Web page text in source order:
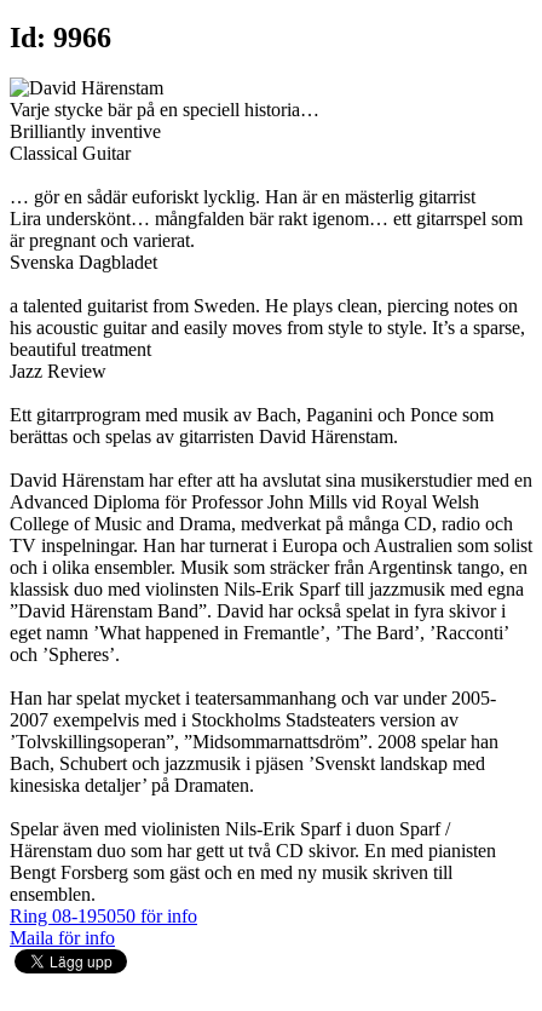
Id: 9966
Varje stycke bär på en speciell historia…
Brilliantly inventive
Classical Guitar
… gör en sådär euforiskt lycklig. Han är en mästerlig gitarrist
Lira underskönt… mångfalden bär rakt igenom… ett gitarrspel som
är pregnant och varierat.
Svenska Dagbladet
a talented guitarist from Sweden. He plays clean, piercing notes on
his acoustic guitar and easily moves from style to style. It’s a sparse,
beautiful treatment
Jazz Review
Ett gitarrprogram med musik av Bach, Paganini och Ponce som
berättas och spelas av gitarristen David Härenstam.
David Härenstam har efter att ha avslutat sina musikerstudier med en
Advanced Diploma för Professor John Mills vid Royal Welsh
College of Music and Drama, medverkat på många CD, radio och
TV inspelningar. Han har turnerat i Europa och Australien som solist
och i olika ensembler. Musik som sträcker från Argentinsk tango, en
klassisk duo med violinsten Nils-Erik Sparf till jazzmusik med egna
”David Härenstam Band”. David har också spelat in fyra skivor i
eget namn ’What happened in Fremantle’, ’The Bard’, ’Racconti’
och ’Spheres’.
Han har spelat mycket i teatersammanhang och var under 2005-
2007 exempelvis med i Stockholms Stadsteaters version av
’Tolvskillingsoperan”, ”Midsommarnattsdröm”. 2008 spelar han
Bach, Schubert och jazzmusik i pjäsen ’Svenskt landskap med
kinesiska detaljer’ på Dramaten.
Spelar även med violinisten Nils-Erik Sparf i duon Sparf /
Härenstam duo som har gett ut två CD skivor. En med pianisten
Bengt Forsberg som gäst och en med ny musik skriven till
ensemblen.
Ring 08-195050 för info
Maila för info